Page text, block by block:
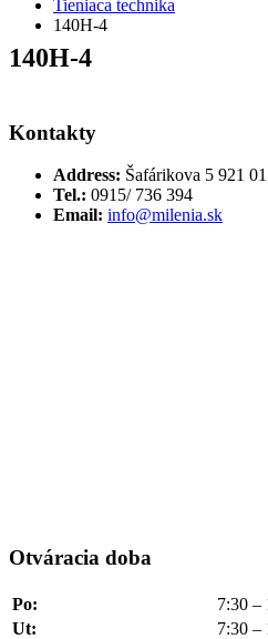
Tieniaca technika
140H-4
140H-4
Kontakty
Address: Šafárikova 5 921
Tel.: 0915/ 736 394
Email: info@milenia.sk
Otváracia doba
Po: 7:30 –
Ut:
7:30 –